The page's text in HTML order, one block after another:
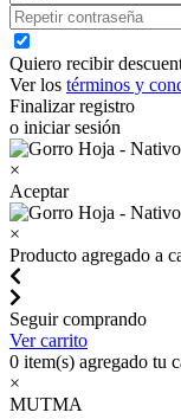
Quiero recibir
Ver los términos y
Finalizar registro
o iniciar sesión
×
Aceptar
×
Producto agregado a
Seguir comprando
Ver carrito
0 item(s) agregado tu
×
MUTMA